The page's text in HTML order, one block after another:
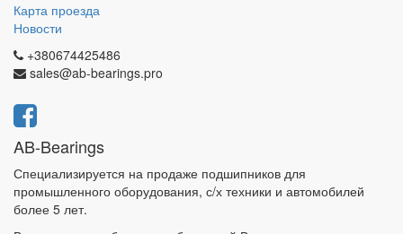
Карта проезда
Новости
+380674425486
sales@ab-bearings.pro
AB-Bearings
Специализируется на продаже подшипников для
промышленного оборудования, с/х техники и автомобилей
более 5 лет.